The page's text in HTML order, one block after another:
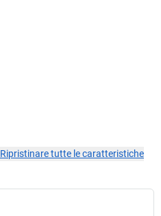
Ripristinare tutte le caratteristiche